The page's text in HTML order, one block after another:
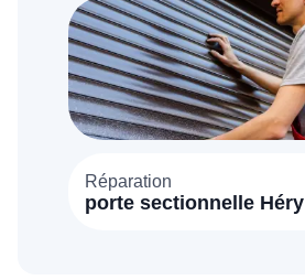
Réparation
porte sectionnelle Héry